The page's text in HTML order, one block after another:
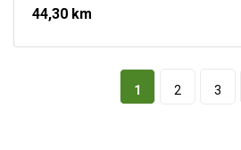
44,30 km
1 2 3